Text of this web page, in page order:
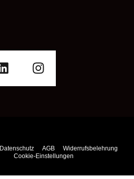
Datenschutz AGB
Widerrufsbelehrung
Cookie-Einstellungen